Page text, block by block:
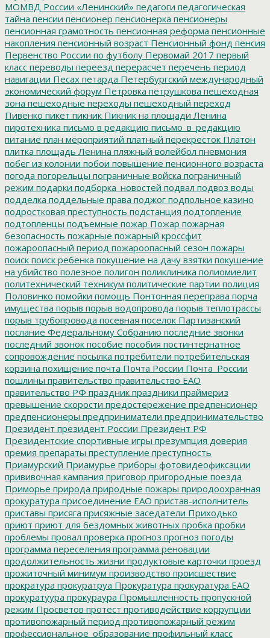
МОМВД России «Ленинский» педагоги педагогическая
тайна пенсии пенсионер пенсионерка пенсионеры
пенсионная грамотность пенсионная реформа пенсионные
накопления пенсионный возраст Пенсионный фонд пенсия
Первенство России по футболу Первомай 2017 первый
класс переводы переезд перерасчет перечень период
навигации Песах петарда Петербургский международный
экономический форум Петровка петрушкова пешеходная
зона пешеходные переходы пешеходный переход
Пивенко пикет пикник Пикник на площади Ленина
пиротехника письмо в редакцию письмо_в_редакцию
питание план мероприятий платный перекресток Платон
плитка площадь Ленина пляжный волейбол пневмония
побег из колонии побои повышение пенсионного возраста
погода погорельцы пограничные войска пограничный
режим подарки подборка_новостей подвал подвоз воды
подделка поддельные права поджог подпольное казино
подростковая преступность подстанция подтопление
подтопленцы подъемные пожар Пожар пожарная
безопасность пожарные пожарный кроссфит
пожароопасный период пожароопасный сезон пожары
поиск поиск ребенка покушение на дачу взятки покушение
на убийство полезное полигон поликлиника полиомиелит
политехнический техникум политические партии полиция
Половинко помойки помощь Понтонная переправа порча
имущества порыв порыв водопровода порыв теплотрассы
порыв трубопровода посевная поселок Партизанский
послание Федеральному Собранию последние звонки
последний звонок пособие пособия постинтернатное
сопровождение посылка потребители потребительская
корзина похищение почта Почта России Почта_России
пошлины правительство правительство ЕАО
правительство РФ праздник праздники праймериз
превышение скорости предостережение предпенсионер
предпенсионеры предприниматели предпринимательство
Президент президент России Президент РФ
Президентские спортивные игры презумпция доверия
премия препараты преступление преступность
Приамурский Приамурье приборы фотовидеофиксации
прививочная кампания приговор пригородные поезда
Приморье природа природные пожары природоохранная
прокуратура присоединение ЕАО пристав-исполнитель
приставы присяга присяжные заседатели Приходько
приют приют для бездомных животных пробка пробки
проблемы провал проверка прогноз прогноз погоды
программа переселения программа реновации
продолжительность жизни продуктовые карточки проезд
прожиточный минимум производство происшествие
прократура прокуратруа Прокуратура прокуратура ЕАО
прокуратуура прокураура Промышленность пропускной
режим Просветов протест противодействие коррупции
противопожарный период противопожарный режим
профессиональное_образование профильный класс